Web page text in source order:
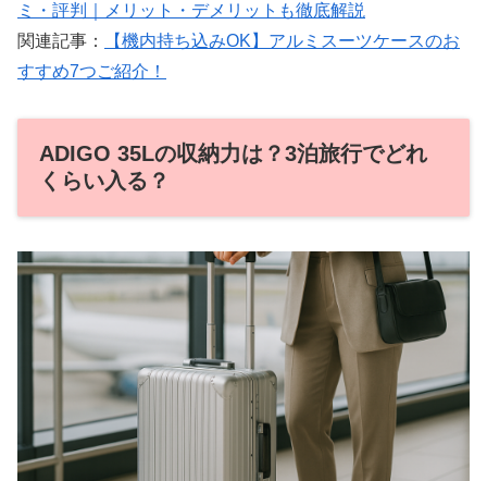
ミ・評判｜メリット・デメリットも徹底解説
関連記事：
【機内持ち込みOK】アルミスーツケースのお
すすめ7つご紹介！
ADIGO 35Lの収納力は？3泊旅行でどれ
くらい入る？